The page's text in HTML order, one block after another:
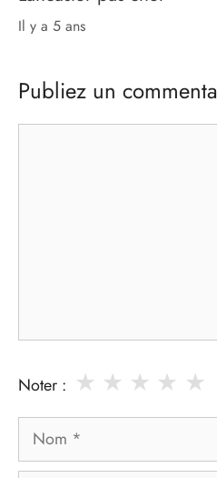
il y a 5 ans
Publiez un
Noter : ★
★
★
★
★
Nom